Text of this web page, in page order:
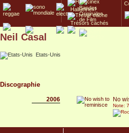
Hallucinex!
Trésors cachés
Culte/Collector
Neil Casal
Etats-Unis
Discographie
2006 No
Note: